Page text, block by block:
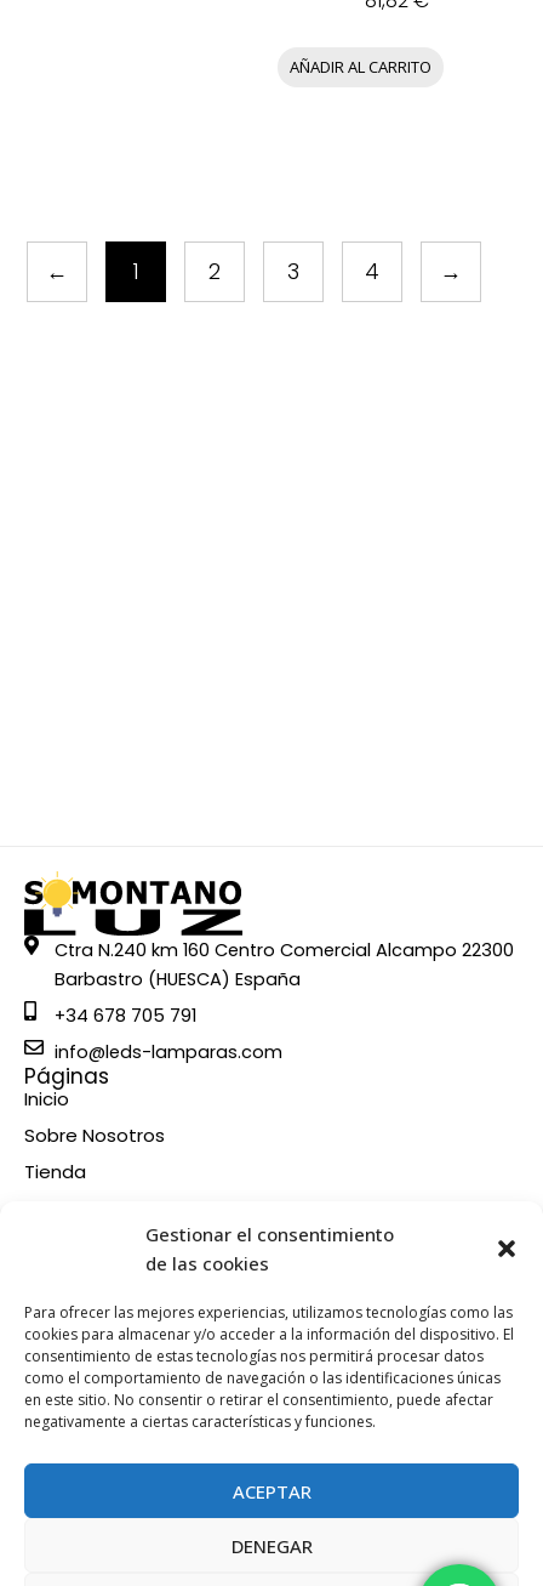
Gestionar el consentimiento
de las cookies
Para ofrecer las mejores experiencias, utilizamos tecnologías como las
cookies para almacenar y/o acceder a la información del dispositivo. El
consentimiento de estas tecnologías nos permitirá procesar datos
como el comportamiento de navegación o las identificaciones únicas
en este sitio. No consentir o retirar el consentimiento, puede afectar
negativamente a ciertas características y funciones.
ACEPTAR
DENEGAR
AÑADIR AL CARRITO
← 1 2 3 4 →
Ctra N.240 km 160 Centro Comercial Alcampo 22300
Barbastro (HUESCA) España
+34 678 705 791
info@leds-lamparas.com
Páginas
Inicio
Sobre Nosotros
Tienda
Información
Condiciones de compra
Política de devoluciones y reembolsos
Política de cookies
Síganos en nuestras RRSS
a - i n
Esta web está financiada por la Unión Europea - Next